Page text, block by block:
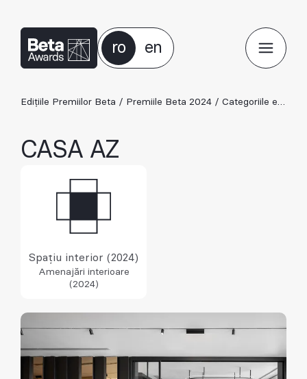
ro en
Edițiile Premiilor Beta / Premiile Beta 2024 / Categoriile ediției 2024
CASA AZ
Spațiu interior (2024)
Amenajări interioare
(2024)